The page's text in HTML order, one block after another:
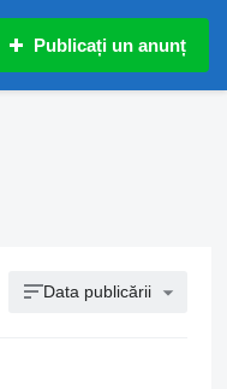
Publicați un anunț
Data publicării